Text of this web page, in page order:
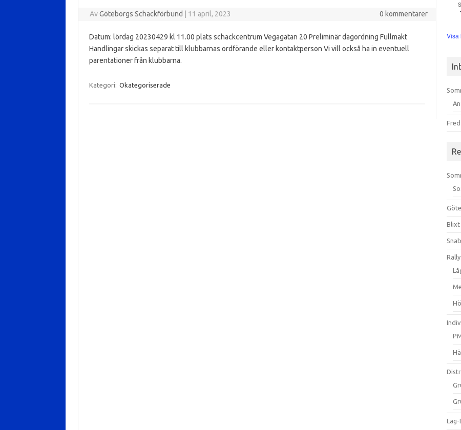
AvGöteborgs Schackförbund 11 april, 2023 0 kommentarer
Datum: lördag 20230429 kl 11.00 plats schackcentrum Vegagatan 20 Preliminär dagordning Fullmakt
Handlingar skickas separat till klubbarnas ordförande eller kontaktperson Vi vill också ha in eventuell
parentationer från klubbarna.
Kategori: Okategoriserade
Visa
Blixt
Lag-